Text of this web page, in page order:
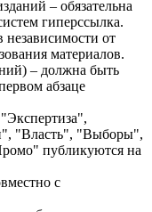
– обязательна
гиперссылка.
от
материалов.
– должна быть
абзаце
"Власть", "Выборы",
публикуются на
с